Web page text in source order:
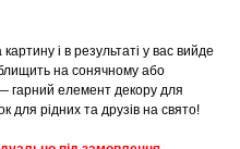
і в результаті у вас вийде
на сонячному або
гарний елемент декору для
для рідних та друзів на свято!